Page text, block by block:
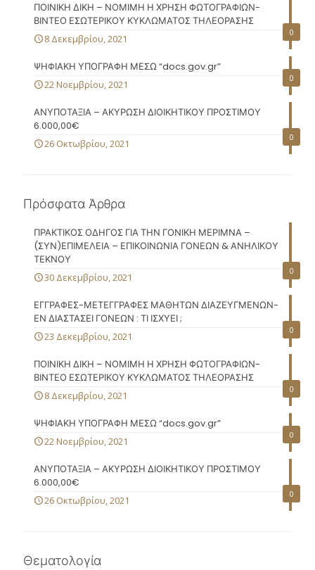
0
ΠΟΙΝΙΚΗ ΔΙΚΗ – ΝΟΜΙΜΗ Η ΧΡΗΣΗ ΦΩΤΟΓΡΑΦΙΩΝ-
ΒΙΝΤΕΟ ΕΣΩΤΕΡΙΚΟΥ ΚΥΚΛΩΜΑΤΟΣ ΤΗΛΕΟΡΑΣΗΣ
8 Δεκεμβρίου, 2021
0
ΨΗΦΙΑΚΗ ΥΠΟΓΡΑΦΗ ΜΕΣΩ “docs.gov.gr”
22 Νοεμβρίου, 2021
0
ΑΝΥΠΟΤΑΞΙΑ – ΑΚΥΡΩΣΗ ΔΙΟΙΚΗΤΙΚΟΥ ΠΡΟΣΤΙΜΟΥ
6.000,00€
26 Οκτωβρίου, 2021
Πρόσφατα Άρθρα
0
ΠΡΑΚΤΙΚΟΣ ΟΔΗΓΟΣ ΓΙΑ ΤΗΝ ΓΟΝΙΚΗ ΜΕΡΙΜΝΑ –
(ΣΥΝ)ΕΠΙΜΕΛΕΙΑ – ΕΠΙΚΟΙΝΩΝΙΑ ΓΟΝΕΩΝ & ΑΝΗΛΙΚΟΥ
ΤΕΚΝΟΥ
30 Δεκεμβρίου, 2021
0
ΕΓΓΡΑΦΕΣ-ΜΕΤΕΓΓΡΑΦΕΣ ΜΑΘΗΤΩΝ ΔΙΑΖΕΥΓΜΕΝΩΝ-
ΕΝ ΔΙΑΣΤΑΣΕΙ ΓΟΝΕΩΝ : ΤΙ ΙΣΧΥΕΙ ;
23 Δεκεμβρίου, 2021
0
ΠΟΙΝΙΚΗ ΔΙΚΗ – ΝΟΜΙΜΗ Η ΧΡΗΣΗ ΦΩΤΟΓΡΑΦΙΩΝ-
ΒΙΝΤΕΟ ΕΣΩΤΕΡΙΚΟΥ ΚΥΚΛΩΜΑΤΟΣ ΤΗΛΕΟΡΑΣΗΣ
8 Δεκεμβρίου, 2021
0
ΨΗΦΙΑΚΗ ΥΠΟΓΡΑΦΗ ΜΕΣΩ “docs.gov.gr”
22 Νοεμβρίου, 2021
0
ΑΝΥΠΟΤΑΞΙΑ – ΑΚΥΡΩΣΗ ΔΙΟΙΚΗΤΙΚΟΥ ΠΡΟΣΤΙΜΟΥ
6.000,00€
26 Οκτωβρίου, 2021
Θεματολογία